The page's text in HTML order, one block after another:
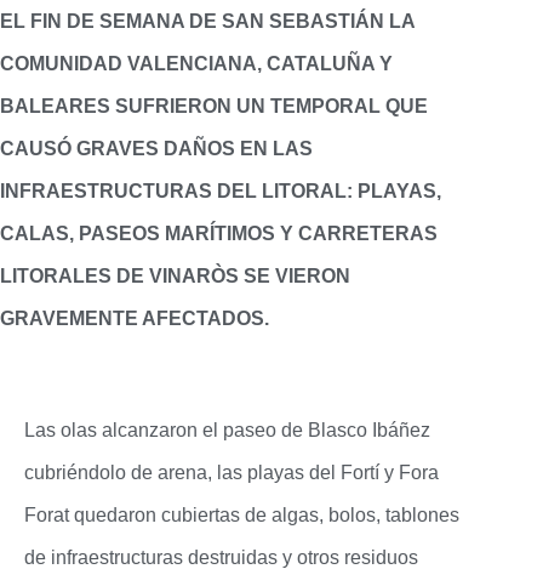
EL FIN DE SEMANA DE SAN SEBASTIÁN LA
COMUNIDAD VALENCIANA, CATALUÑA Y
BALEARES SUFRIERON UN TEMPORAL QUE
CAUSÓ GRAVES DAÑOS EN LAS
INFRAESTRUCTURAS DEL LITORAL: PLAYAS,
CALAS, PASEOS MARÍTIMOS Y CARRETERAS
LITORALES DE VINARÒS SE VIERON
GRAVEMENTE AFECTADOS.
Las olas alcanzaron el paseo de Blasco Ibáñez
cubriéndolo de arena, las playas del Fortí y Fora
Forat quedaron cubiertas de algas, bolos, tablones
de infraestructuras destruidas y otros residuos